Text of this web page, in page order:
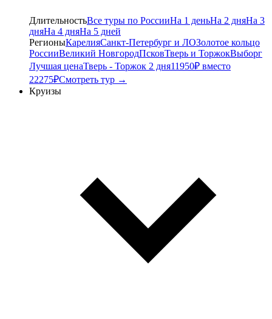
ДлительностьВсе туры по РоссииНа 1 деньНа 2 дняНа 3
дняНа 4 дняНа 5 дней
РегионыКарелияСанкт-Петербург и ЛОЗолотое кольцо
РоссииВеликий НовгородПсковТверь и ТоржокВыборг
Лучшая ценаТверь - Торжок 2 дня11950₽ вместо
22275₽Смотреть тур →
Круизы